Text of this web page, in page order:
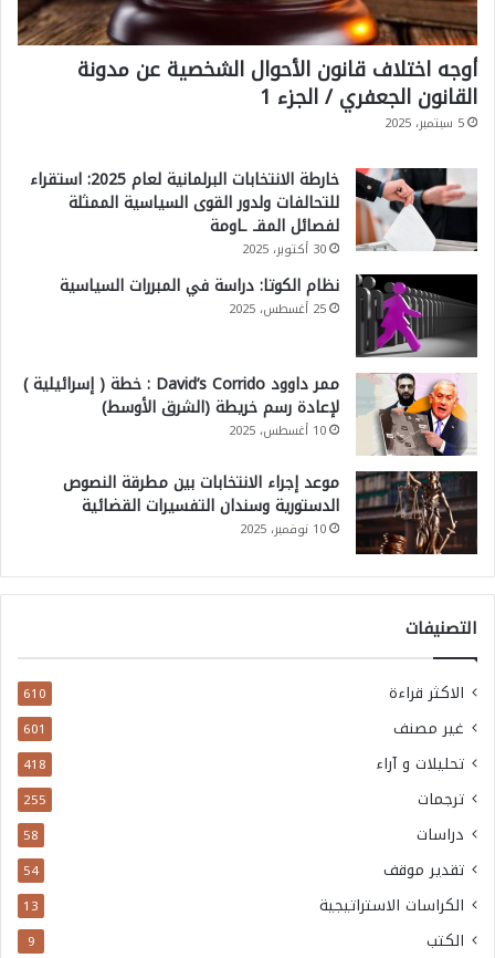
أوجه اختلاف قانون الأحوال الشخصية عن مدونة
القانون الجعفري / الجزء 1
5 سبتمبر، 2025
خارطة الانتخابات البرلمانية لعام 2025: استقراء
للتحالفات ولدور القوى السياسية الممثلة
لفصائل المقـ ـاومة
30 أكتوبر، 2025
نظام الكوتا: دراسة في المبررات السياسية
25 أغسطس، 2025
ممر داوود David’s Corrido : خطة ( إسرائيلية )
لإعادة رسم خريطة (الشرق الأوسط)
10 أغسطس، 2025
موعد إجراء الانتخابات بين مطرقة النصوص
الدستورية وسندان التفسيرات القضائية
10 نوفمبر، 2025
التصنيفات
الاكثر قراءة 610
غير مصنف 601
تحليلات و آراء 418
ترجمات 255
دراسات 58
تقدير موقف 54
الكراسات الاستراتيجية 13
الكتب 9